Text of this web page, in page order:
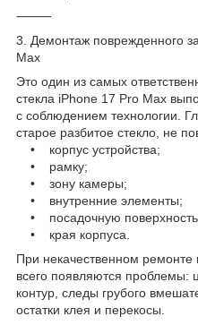
⸻
3. Демонтаж поврежденного
Max
Это один из самых
стекла iPhone 17 Pro Max
с соблюдением технологии.
старое разбитое стекло, не
• корпус устройства;
• рамку;
• зону камеры;
• внутренние элементы;
• посадочную
• края корпуса.
При некачественном
всего появляются
контур, следы грубого
остатки клея и перекосы.